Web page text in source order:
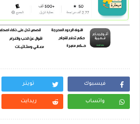
فيسبوك تويتر
واتساب ريدايت